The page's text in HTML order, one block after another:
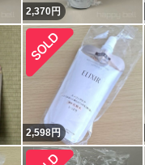
2,370円
2,598円